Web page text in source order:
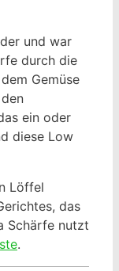
und war
durch die
Gemüse
ein oder
diese Low
Löffel
das
Schärfe nutzt
.